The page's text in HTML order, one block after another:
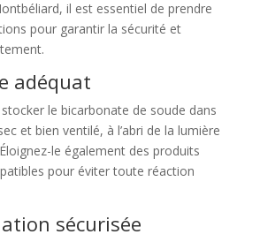
il est essentiel de prendre
pour garantir la sécurité et
adéquat
le bicarbonate de soude dans
et bien ventilé, à l’abri de la lumière
le également des produits
pour éviter toute réaction
sécurisée